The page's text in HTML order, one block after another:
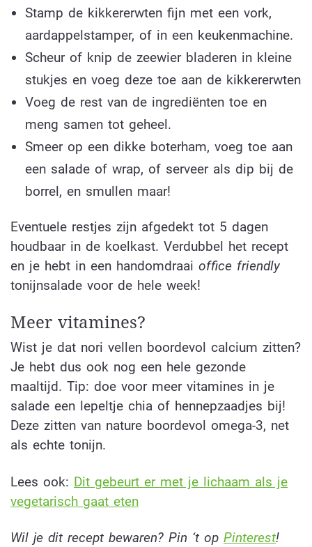
Stamp de kikkererwten fijn met een vork,
aardappelstamper, of in een keukenmachine.
Scheur of knip de zeewier bladeren in kleine
stukjes en voeg deze toe aan de kikkererwten
Voeg de rest van de ingrediënten toe en
meng samen tot geheel.
Smeer op een dikke boterham, voeg toe aan
een salade of wrap, of serveer als dip bij de
borrel, en smullen maar!
Eventuele restjes zijn afgedekt tot 5 dagen
houdbaar in de koelkast. Verdubbel het recept
en je hebt in een handomdraai office friendly
tonijnsalade voor de hele week!
Meer vitamines?
Wist je dat nori vellen boordevol calcium zitten?
Je hebt dus ook nog een hele gezonde
maaltijd. Tip: doe voor meer vitamines in je
salade een lepeltje chia of hennepzaadjes bij!
Deze zitten van nature boordevol omega-3, net
als echte tonijn.
Lees ook: Dit gebeurt er met je lichaam als je
vegetarisch gaat eten
Wil je dit recept bewaren? Pin ‘t op Pinterest!